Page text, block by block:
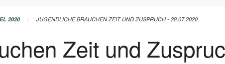
2020 JUGENDLICHE BRAUCHEN ZEIT UND ZUSPRUCH - 28.07.2020
Zeit und